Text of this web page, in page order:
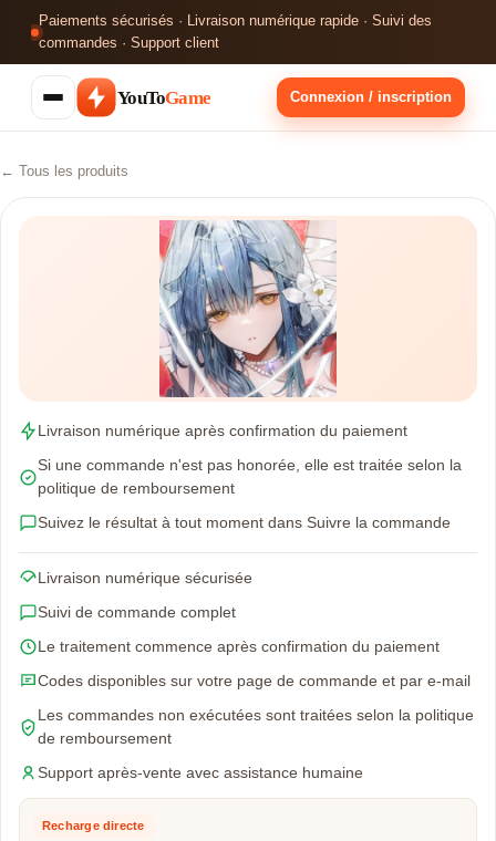
Paiements sécurisés · Livraison numérique rapide · Suivi des
commandes · Support client
YouToGame Connexion / inscription
← Tous les produits
Livraison numérique après confirmation du paiement
Si une commande n'est pas honorée, elle est traitée selon la
politique de remboursement
Suivez le résultat à tout moment dans Suivre la commande
Livraison numérique sécurisée
Suivi de commande complet
Le traitement commence après confirmation du paiement
Codes disponibles sur votre page de commande et par e-mail
Les commandes non exécutées sont traitées selon la politique
de remboursement
Support après-vente avec assistance humaine
Recharge directe